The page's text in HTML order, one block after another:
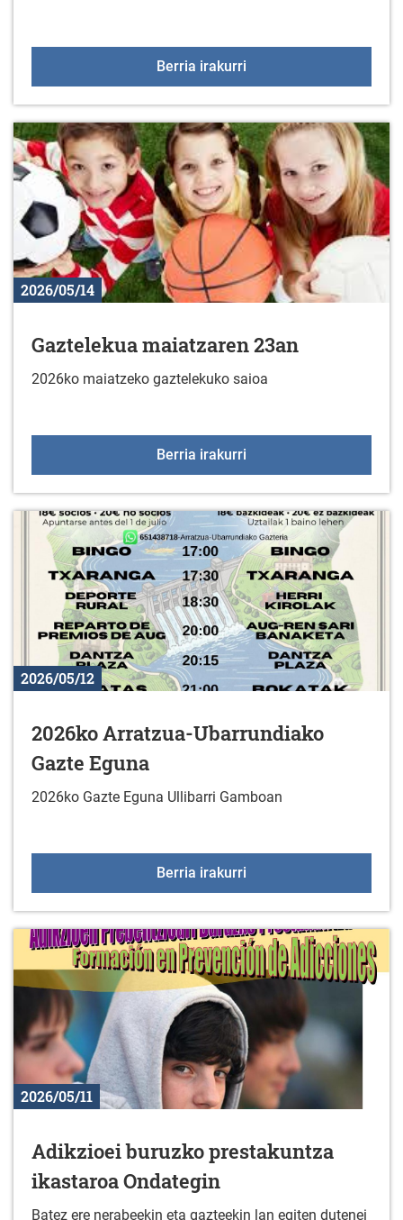
Berria irakurri
2026/05/14
Gaztelekua maiatzaren 23an
2026ko maiatzeko gaztelekuko saioa
Berria irakurri
2026/05/12
2026ko Arratzua-Ubarrundiako
Gazte Eguna
2026ko Gazte Eguna Ullibarri Gamboan
Berria irakurri
2026/05/11
Adikzioei buruzko prestakuntza
ikastaroa Ondategin
Batez ere nerabeekin eta gazteekin lan egiten dutenei